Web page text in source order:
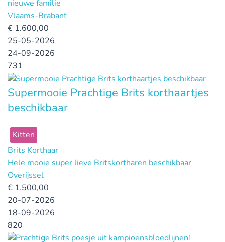
nieuwe familie
Vlaams-Brabant
€ 1.600,00
25-05-2026
24-09-2026
731
Supermooie Prachtige Brits korthaartjes
beschikbaar
Kitten
Brits Korthaar
Hele mooie super lieve Britskortharen beschikbaar
Overijssel
€ 1.500,00
20-07-2026
18-09-2026
820